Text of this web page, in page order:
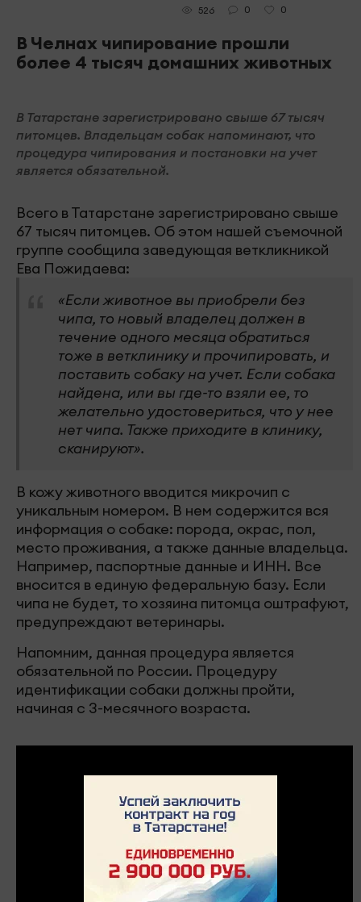
526
0 0
В Челнах чипирование прошли
более 4 тысяч домашних животных
В Татарстане зарегистрировано свыше 67 тысяч
питомцев. Владельцам собак напоминают, что
процедура чипирования и постановки на учет
является обязательной.
Всего в Татарстане зарегистрировано свыше
67 тысяч питомцев. Об этом нашей съемочной
группе сообщила заведующая веткликникой
Ева Пожидаева:
«Если животное вы приобрели без
чипа, то новый владелец должен в
течение одного месяца обратиться
тоже в ветклинику и прочипировать, и
поставить собаку на учет. Если собака
найдена, или вы где-то взяли ее, то
желательно удостовериться, что у нее
нет чипа. Также приходите в клинику,
сканируют».
В кожу животного вводится микрочип с
уникальным номером. В нем содержится вся
информация о собаке: порода, окрас, пол,
место проживания, а также данные владельца.
Например, паспортные данные и ИНН. Все
вносится в единую федеральную базу. Если
чипа не будет, то хозяина питомца оштрафуют,
предупреждают ветеринары.
Напомним, данная процедура является
обязательной по России. Процедуру
идентификации собаки должны пройти,
начиная с 3-месячного возраста.